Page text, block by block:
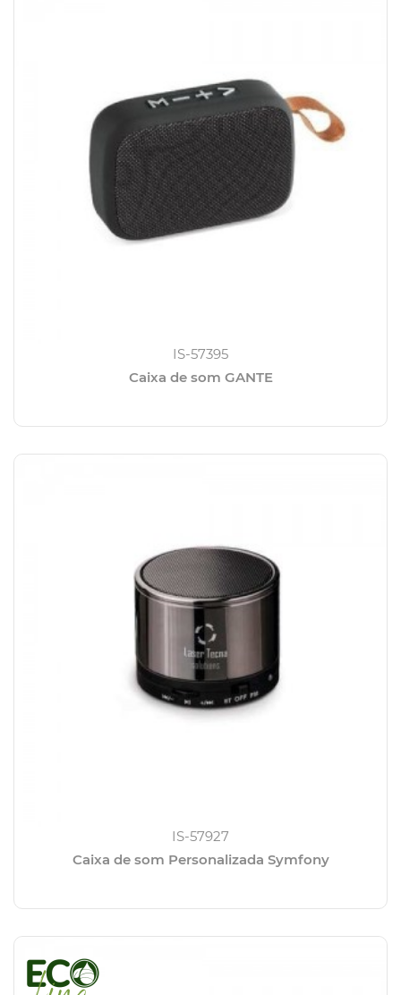
IS-57395
Caixa de som GANTE
IS-57927
Caixa de som Personalizada Symfony